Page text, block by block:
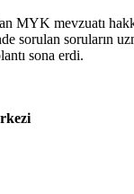
MYK mevzuatı
sorulan soruların
sona erdi.